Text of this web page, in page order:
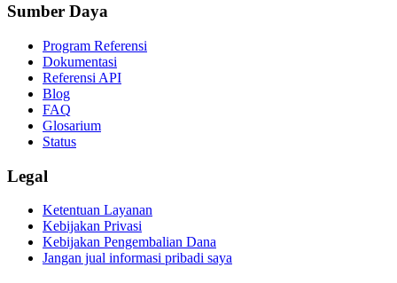
Sumber Daya
Program Referensi
Dokumentasi
Referensi API
Blog
FAQ
Glosarium
Status
Legal
Ketentuan Layanan
Kebijakan Privasi
Kebijakan Pengembalian Dana
Jangan jual informasi pribadi saya